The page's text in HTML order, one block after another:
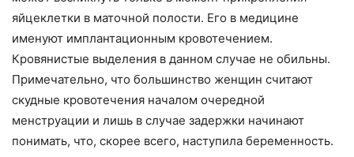
яйцеклетки в маточной полости. Его в медицине
именуют имплантационным кровотечением.
Кровянистые выделения в данном случае не обильны.
Примечательно, что большинство женщин считают
скудные кровотечения началом очередной
менструации и лишь в случае задержки начинают
понимать, что, скорее всего, наступила беременность.